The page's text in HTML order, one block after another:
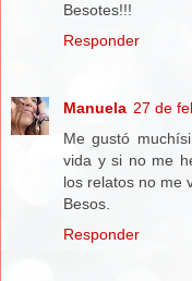
Besotes!!!
Responder
Manuela 27 de
Me gustó
vida y si no me
los relatos no me
Besos.
Responder